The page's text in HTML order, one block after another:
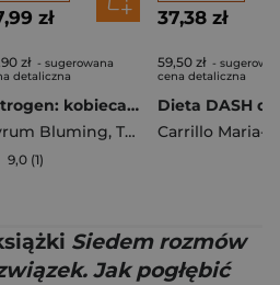
zł
zł - sugerowana
detaliczna
Estrogen: kobieca siła. Dlaczego hormonalna terapia menopauzalna chroni zdrowie, wydłuża życie i dodaje sił
Bluming, Tavris Carol
9,0 (1)
37,38 zł
59,50 zł -
cena detaliczna
Siedem rozmów
Jak pogłębić